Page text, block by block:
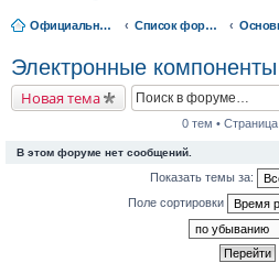
Официальный сайт Эвольвектор Список форумов
Электронные компоненты
Новая тема
0 тем • Страница
В этом форуме нет сообщений.
Показать темы за:
Поле сортировки